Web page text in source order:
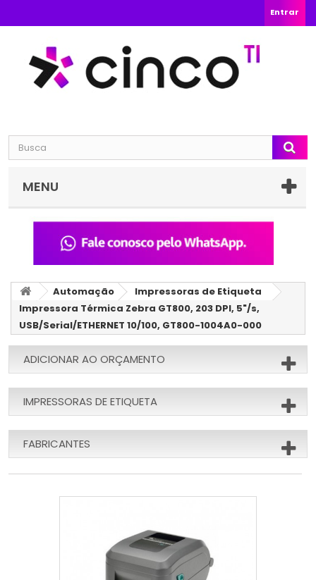
Entrar
MENU
Automação
Impressoras de Etiqueta
Impressora Térmica Zebra GT800, 203 DPI, 5"/s,
USB/Serial/ETHERNET 10/100, GT800-1004A0-000
ADICIONAR AO ORÇAMENTO
IMPRESSORAS DE ETIQUETA
FABRICANTES